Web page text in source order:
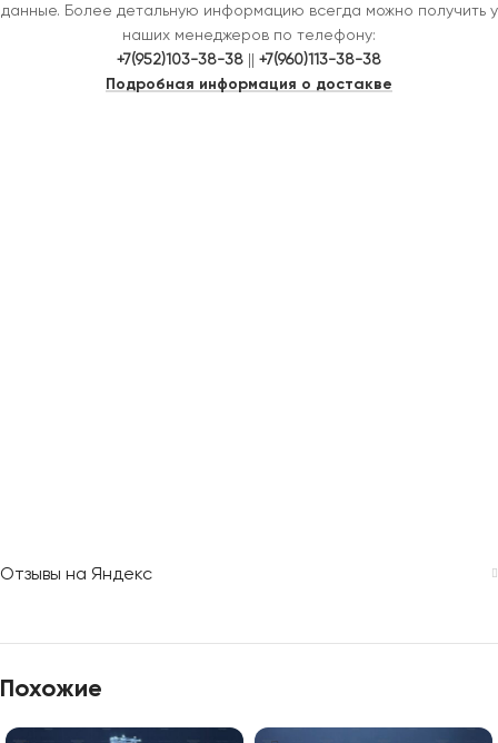
данные. Более детальную информацию всегда можно получить у
наших менеджеров по телефону:
+7(952)103-38-38 || +7(960)113-38-38
Подробная информация о достакве
Отзывы на Яндекс
Похожие